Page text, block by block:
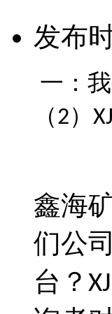
发布
一：
（2）
鑫海
们公
台？